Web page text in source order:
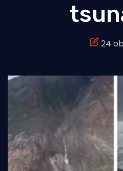
Turizam i nautika
Ribolov
Ekologija
24